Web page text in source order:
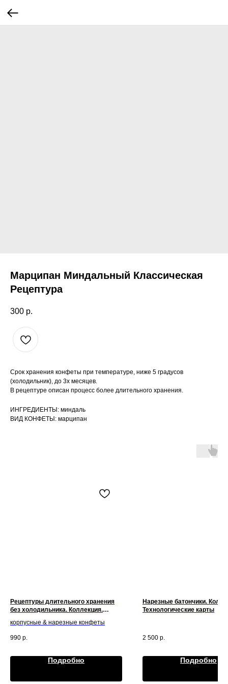
Марципан Миндальный Классическая
Рецептура
300 р.
Срок хранения конфеты при температуре, ниже 5 градусов
(холодильник), до 3х месяцев.
В рецептуре описан процесс более длительного хранения.
ИНГРЕДИЕНТЫ: миндаль
ВИД КОНФЕТЫ: марципан
Рецептуры длительного хранения
без холодильника. Коллекция.
корпусные & нарезные конфеты
990 р.
Подробно
Нарезные батончики.
Технологические карты
2 500 р.
Подробно